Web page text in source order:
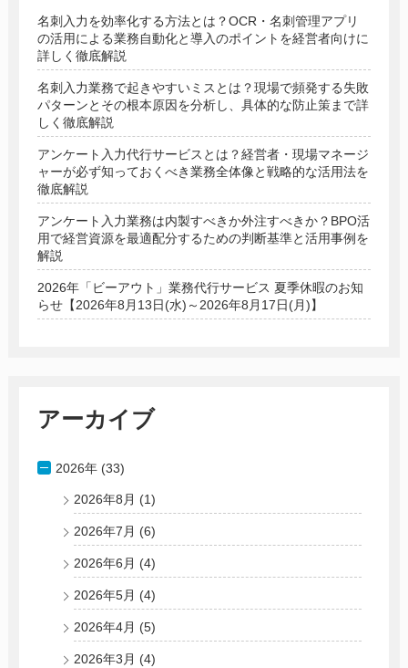
名刺入力を効率化する方法とは？OCR・名刺管理アプリ
の活用による業務自動化と導入のポイントを経営者向けに
詳しく徹底解説
名刺入力業務で起きやすいミスとは？現場で頻発する失敗
パターンとその根本原因を分析し、具体的な防止策まで詳
しく徹底解説
アンケート入力代行サービスとは？経営者・現場マネージ
ャーが必ず知っておくべき業務全体像と戦略的な活用法を
徹底解説
アンケート入力業務は内製すべきか外注すべきか？BPO活
用で経営資源を最適配分するための判断基準と活用事例を
解説
2026年「ビーアウト」業務代行サービス 夏季休暇のお知
らせ【2026年8月13日(水)～2026年8月17日(月)】
アーカイブ
2026年 (33)
2026年8月 (1)
2026年7月 (6)
2026年6月 (4)
2026年5月 (4)
2026年4月 (5)
2026年3月 (4)